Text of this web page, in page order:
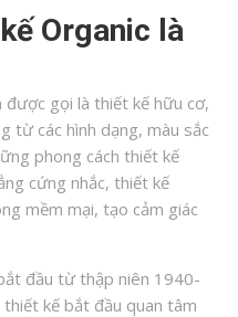
Organic là
được gọi là thiết kế hữu cơ,
từ các hình dạng, màu sắc
phong cách thiết kế
cứng nhắc, thiết kế
mềm mại, tạo cảm giác
đầu từ thập niên 1940-
kế bắt đầu quan tâm